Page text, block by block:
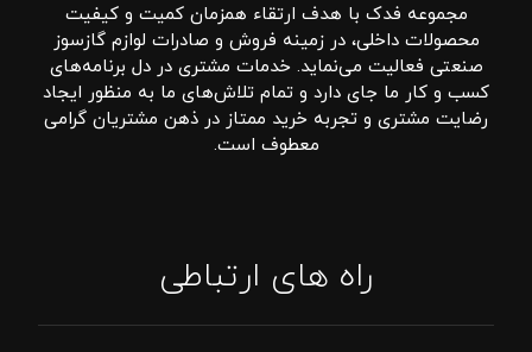
مجموعه فدک با هدف ارتقاء همزمان کمیت و کیفیت
محصولات داخلی، در زمینه فروش و صادرات لوازم گازسوز
صنعتی فعالیت می‌نماید. خدمات مشتری در دل برنامه‌های
کسب و کار ما جای دارد و تمام تلاش‌های ما به منظور ایجاد
رضایت مشتری و تجربه خرید ممتاز در ذهن مشتریان گرامی
معطوف است.
راه های ارتباطی